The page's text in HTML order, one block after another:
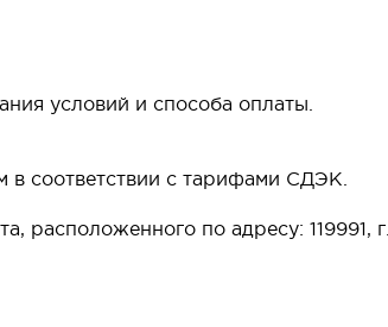
условий и способа оплаты.
в соответствии с тарифами СДЭК.
расположенного по адресу: 119991,